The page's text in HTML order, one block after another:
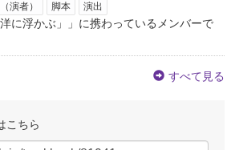
演者） 脚本 演出
洋に浮かぶ」」に携わっているメンバーで
すべて見る
こちら